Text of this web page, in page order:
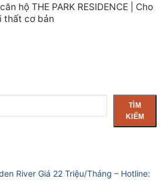
hộ THE PARK RESIDENCE | Cho
thất cơ bản
TÌM
KIẾM
River Giá 22 Triệu/Tháng – Hotline: